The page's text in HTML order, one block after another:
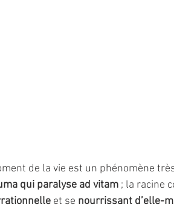
de la vie est un phénomène
qui paralyse ad vitam ; la racine
et se nourrissant d’elle-